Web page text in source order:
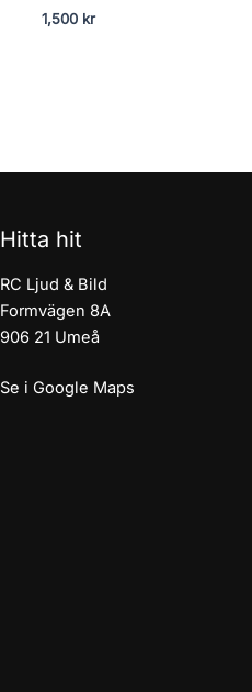
1,500 kr
Hitta hit
RC Ljud & Bild
Formvägen 8A
906 21 Umeå
Se i Google Maps